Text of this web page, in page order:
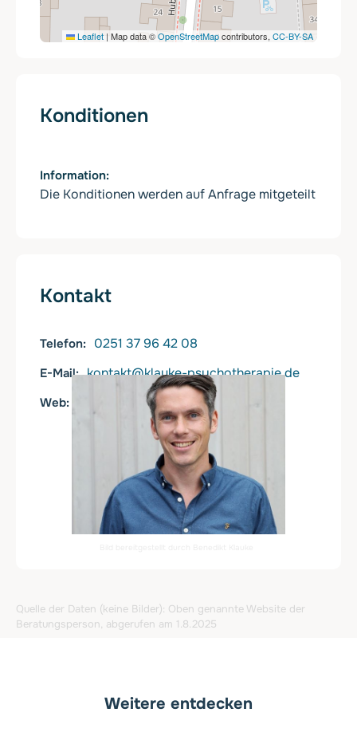
Leaflet | Map data ©OpenStreetMapcontributors, CC-BY-SA
Konditionen
Information
Die Konditionen werden auf Anfrage mitgeteilt
Kontakt
Telefon 0251 37 96 42 08
E-Mail kontakt@klauke-psychotherapie.de
Web https://praxen-hubertihof.de
Quelle der Daten (keine Bilder): Oben genannte Website der
Beratungsperson, abgerufen am 1.8.2025
Weitere entdecken